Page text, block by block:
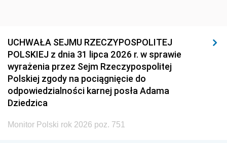
UCHWAŁA SEJMU RZECZYPOSPOLITEJ
POLSKIEJ z dnia 31 lipca 2026 r. w sprawie
wyrażenia przez Sejm Rzeczypospolitej
Polskiej zgody na pociągnięcie do
odpowiedzialności karnej posła Adama
Dziedzica
Monitor Polski rok 2026 poz. 751